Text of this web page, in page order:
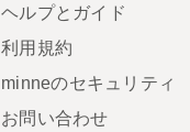
ヘルプとガイド
利用規約
minneのセキュリティ
お問い合わせ